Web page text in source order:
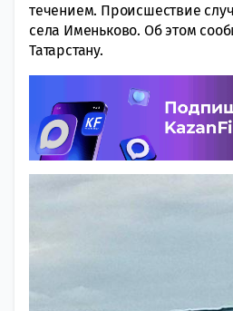
течением. Происшествие
села Именьково. Об этом
Татарстану.